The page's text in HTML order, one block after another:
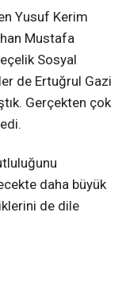
Yusuf Kerim
Mustafa
Sosyal
de Ertuğrul Gazi
Gerçekten çok
daha büyük
de dile